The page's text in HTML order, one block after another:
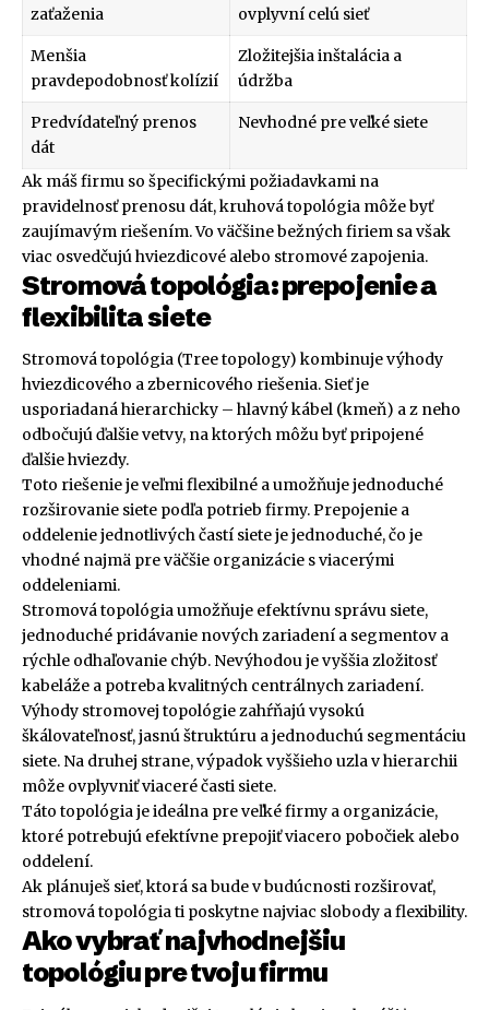
zaťaženia ovplyvní celú sieť
Menšia
pravdepodobnosť kolízií
Zložitejšia inštalácia a
údržba
Predvídateľný prenos
dát
Nevhodné pre veľké siete
Ak máš firmu so špecifickými požiadavkami na
pravidelnosť prenosu dát, kruhová topológia môže byť
zaujímavým riešením. Vo väčšine bežných firiem sa však
viac osvedčujú hviezdicové alebo stromové zapojenia.
Stromová topológia: prepojenie a
flexibilita siete
Stromová topológia (Tree topology) kombinuje výhody
hviezdicového a zbernicového riešenia. Sieť je
usporiadaná hierarchicky – hlavný kábel (kmeň) a z neho
odbočujú ďalšie vetvy, na ktorých môžu byť pripojené
ďalšie hviezdy.
Toto riešenie je veľmi flexibilné a umožňuje jednoduché
rozširovanie siete podľa potrieb firmy. Prepojenie a
oddelenie jednotlivých častí siete je jednoduché, čo je
vhodné najmä pre väčšie organizácie s viacerými
oddeleniami.
Stromová topológia umožňuje efektívnu správu siete,
jednoduché pridávanie nových zariadení a segmentov a
rýchle odhaľovanie chýb. Nevýhodou je vyššia zložitosť
kabeláže a potreba kvalitných centrálnych zariadení.
Výhody stromovej topológie zahŕňajú vysokú
škálovateľnosť, jasnú štruktúru a jednoduchú segmentáciu
siete. Na druhej strane, výpadok vyššieho uzla v hierarchii
môže ovplyvniť viaceré časti siete.
Táto topológia je ideálna pre veľké firmy a organizácie,
ktoré potrebujú efektívne prepojiť viacero pobočiek alebo
oddelení.
Ak plánuješ sieť, ktorá sa bude v budúcnosti rozširovať,
stromová topológia ti poskytne najviac slobody a flexibility.
Ako vybrať najvhodnejšiu
topológiu pre tvoju firmu